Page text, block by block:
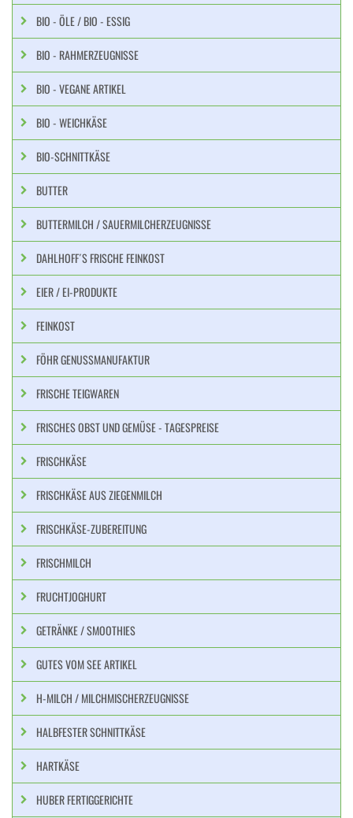
BIO - ÖLE / BIO - ESSIG
BIO - RAHMERZEUGNISSE
BIO - VEGANE ARTIKEL
BIO - WEICHKÄSE
BIO-SCHNITTKÄSE
BUTTER
BUTTERMILCH / SAUERMILCHERZEUGNISSE
DAHLHOFF´S FRISCHE FEINKOST
EIER / EI-PRODUKTE
FEINKOST
FÖHR GENUSSMANUFAKTUR
FRISCHE TEIGWAREN
FRISCHES OBST UND GEMÜSE - TAGESPREISE
FRISCHKÄSE
FRISCHKÄSE AUS ZIEGENMILCH
FRISCHKÄSE-ZUBEREITUNG
FRISCHMILCH
FRUCHTJOGHURT
GETRÄNKE / SMOOTHIES
GUTES VOM SEE ARTIKEL
H-MILCH / MILCHMISCHERZEUGNISSE
HALBFESTER SCHNITTKÄSE
HARTKÄSE
HUBER FERTIGGERICHTE